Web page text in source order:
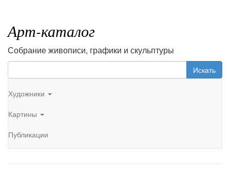
Арт-каталог
Собрание живописи, графики и скульптуры
Искать
Художники
Картины
Публикации